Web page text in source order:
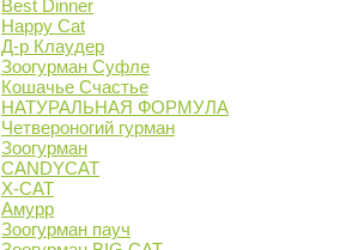
Best Dinner
Happy Cat
Д-р Клаудер
Зоогурман Суфле
Кошачье Счастье
НАТУРАЛЬНАЯ ФОРМУЛА
Четвероногий гурман
Зоогурман
CANDYCAT
X-CAT
Амурр
Зоогурман пауч